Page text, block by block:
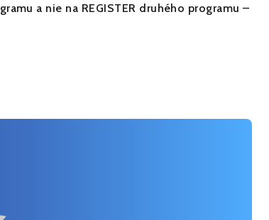
a nie na REGISTER druhého programu –